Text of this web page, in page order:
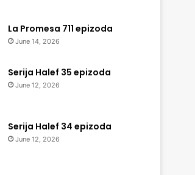
La Promesa 711 epizoda
June 14, 2026
Serija Halef 35 epizoda
June 12, 2026
Serija Halef 34 epizoda
June 12, 2026